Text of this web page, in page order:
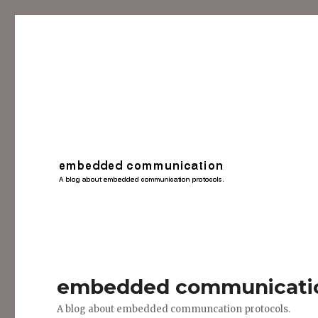
embedded
A blog about embedded communcation protocols.